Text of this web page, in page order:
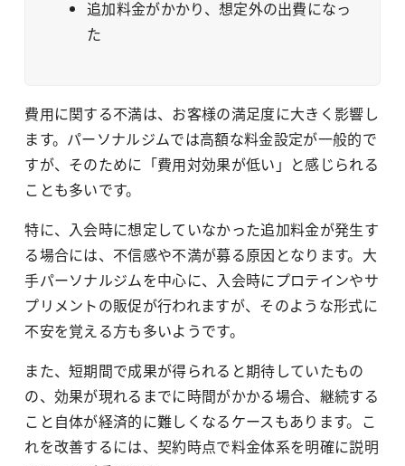
追加料金がかかり、想定外の出費になっ
た
費用に関する不満は、お客様の満足度に大きく影響し
ます。パーソナルジムでは高額な料金設定が一般的で
すが、そのために「費用対効果が低い」と感じられる
ことも多いです。
特に、入会時に想定していなかった追加料金が発生す
る場合には、不信感や不満が募る原因となります。大
手パーソナルジムを中心に、入会時にプロテインやサ
プリメントの販促が行われますが、そのような形式に
不安を覚える方も多いようです。
また、短期間で成果が得られると期待していたもの
の、効果が現れるまでに時間がかかる場合、継続する
こと自体が経済的に難しくなるケースもあります。こ
れを改善するには、契約時点で料金体系を明確に説明